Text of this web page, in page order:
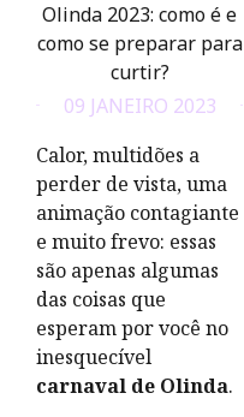
Olinda 2023: como é e
como se preparar para
curtir?
09 JANEIRO 2023
Calor, multidões a
perder de vista, uma
animação contagiante
e muito frevo: essas
são apenas algumas
das coisas que
esperam por você no
inesquecível
carnaval de Olinda.